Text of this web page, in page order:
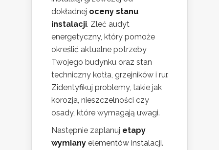
dokładnej oceny stanu
instalacji. Zleć audyt
energetyczny, który pomoże
określić aktualne potrzeby
Twojego budynku oraz stan
techniczny kotła, grzejników i rur.
Zidentyfikuj problemy, takie jak
korozja, nieszczelności czy
osady, które wymagają uwagi.
Następnie zaplanuj etapy
wymiany elementów instalacji.